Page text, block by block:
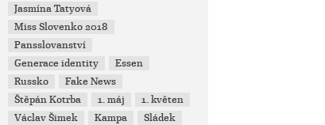
Jasmína Tatyová
Miss Slovenko 2018
Pansslovanství
Generace identity
Essen
Russko
Fake News
Štěpán Kotrba
1. máj
1. květen
Václav Šimek
Kampa
Sládek